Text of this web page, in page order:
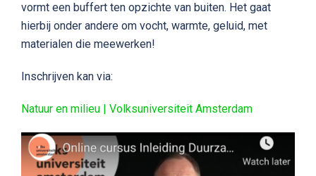
vormt een buffert ten opzichte van buiten. Het gaat
hierbij onder andere om vocht, warmte, geluid, met
materialen die meewerken!
Inschrijven kan via:
Natuur en milieu | Volksuniversiteit Amsterdam